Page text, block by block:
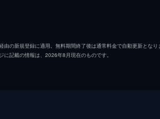
舘昌美
の新規登録に適用。無料期間終了後は通常料金で自動更新となり
に記載の情報は、2026年8月現在のものです。